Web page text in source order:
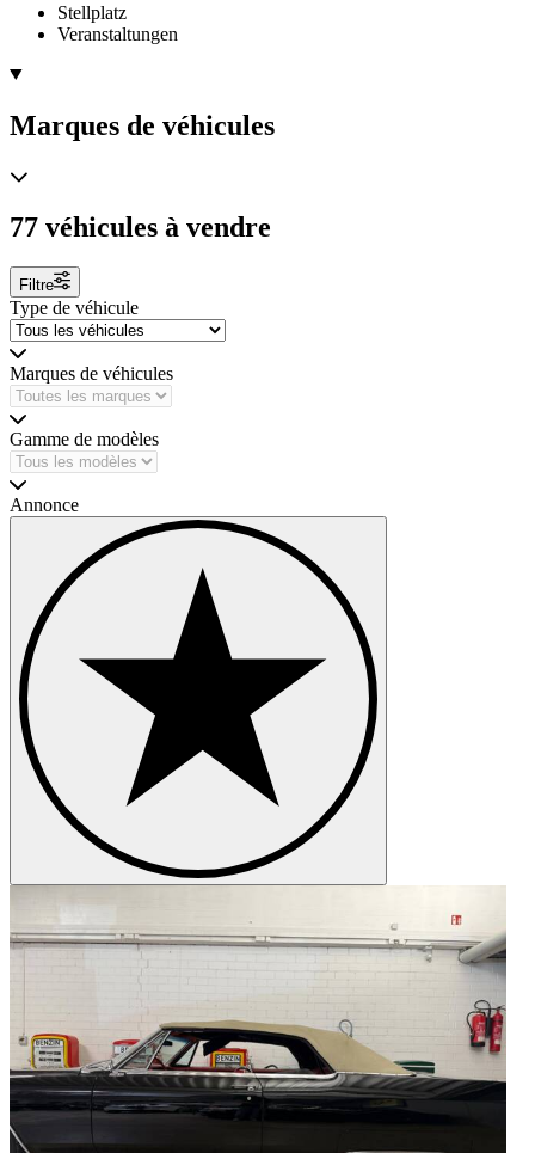
Stellplatz
Veranstaltungen
Marques de véhicules
77 véhicules à vendre
Filtre
Type de véhicule
Marques de véhicules
Gamme de modèles
Annonce